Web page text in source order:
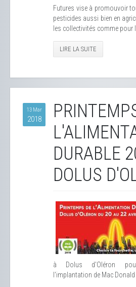
Futures vise à promouvoir
pesticides aussi bien en
les collectivités comme pour
LIRE LA SUITE
13 Mar
2018
DURABLE
DOLUS
à Dolus d'Oléron
l'implantation de Mac